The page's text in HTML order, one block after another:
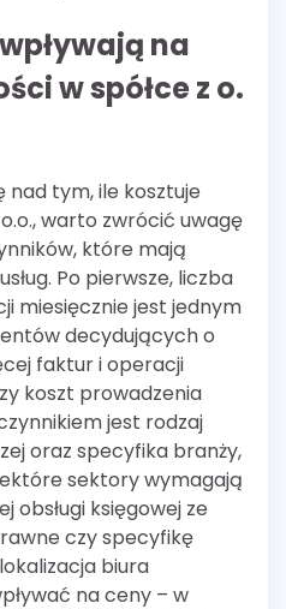
na
w spółce z o.
nad tym, ile kosztuje
warto zwrócić uwagę
które mają
Po pierwsze, liczba
miesięcznie jest jednym
decydujących o
faktur i operacji
koszt prowadzenia
jest rodzaj
oraz specyfika branży,
sektory wymagają
obsługi księgowej ze
czy specyfikę
biura
na ceny – w